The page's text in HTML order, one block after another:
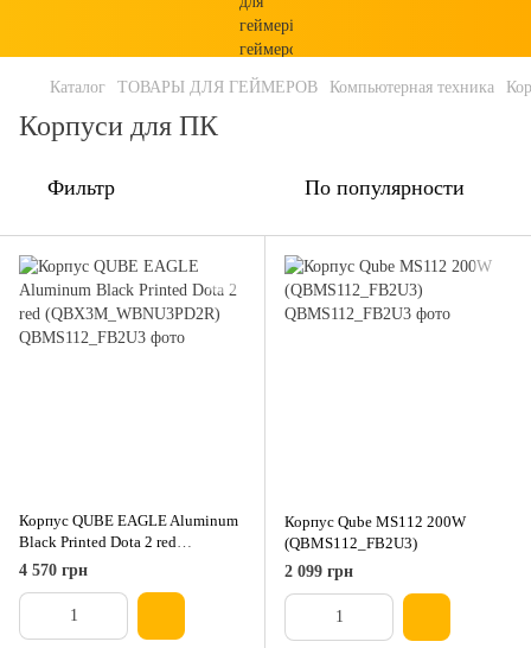
Каталог ТОВАРЫ ДЛЯ ГЕЙМЕРОВ Компьютерная техника
Корпуси для ПК
Фильтр По популярности
Корпус QUBE EAGLE Aluminum
Black Printed Dota 2 red
(QBX3M_WBNU3PD2R)
4 570 грн
Корпус Qube MS112 200W
(QBMS112_FB2U3)
2 099 грн